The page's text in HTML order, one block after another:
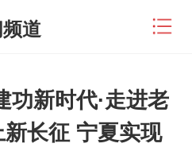
道
功新时代·走进老
长征 宁夏实现